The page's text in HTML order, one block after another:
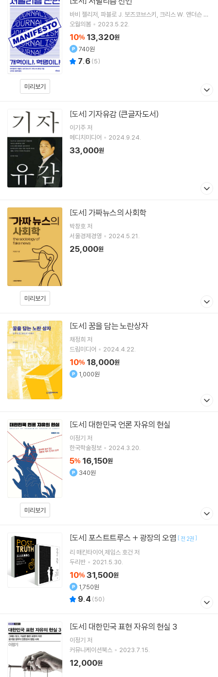
미리보기
바비 젤리저 파블로 J. 보즈코브스키 크리스 W. 앤더슨 저
신우열역 외 1명
오월의봄 2023.5.22.
10% 13,320원
740원
7.6 (5)
[도서] 기자유감 (큰글자도서)
이기주저
메디치미디어
2024.9.24.
33,000원
미리보기
[도서] 가짜뉴스의 사회학
박창호저
서울경제경영
2024.5.21.
25,000원
[도서] 꿈을 담는 노란상자
채정희 저
드림미디어
2024.4.22.
10% 18,000원
1,000원
미리보기
[도서] 대한민국 언론 자유의 현실
이정기 저
한국학술정보
2024.3.20.
5% 16,150원
340원
[도서] 포스트트루스 + 광장의 오염 [ 전 2권 ]
리 매킨타이어,제임스 호건 저
두리반
2021.5.30.
10% 31,500원
1,750원
9.4 (50)
[도서] 대한민국 표현 자유의 현실 3
이정기 저
커뮤니케이션북스
2023.7.15.
12,000원